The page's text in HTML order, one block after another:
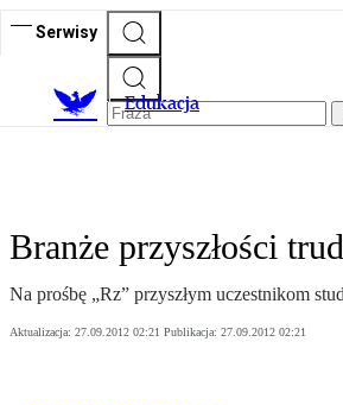
Serwisy
Edukacja
Branże przyszłości
Na prośbę „Rz” przyszłym uczestnikom
Aktualizacja: 27.09.2012 02:21 Publikacja: 27.09.2012 02:21